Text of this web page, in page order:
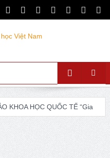
KHOA HỌC QUỐC TẾ “Gia
quốc tế và chuyển đổi